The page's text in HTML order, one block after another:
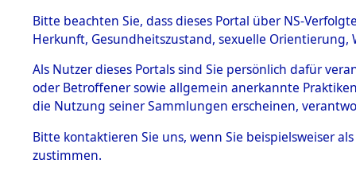
BESTÄNDE
Inhaftierungsdoku
mente
5. Verschiedenes
Todesmärsche
5.3.1 Alliierte
"Direction
→0430
Bitte beachten Sie, dass dieses Portal über NS-
Herkunft, Gesundheitszustand, sexuelle
Als Nutzer dieses Portals sind Sie persönlich dafür
oder Betroffener sowie allgemein anerkannte
die Nutzung seiner Sammlungen erscheinen,
Bitte kontaktieren Sie uns, wenn Sie beispielsweiser
zustimmen.